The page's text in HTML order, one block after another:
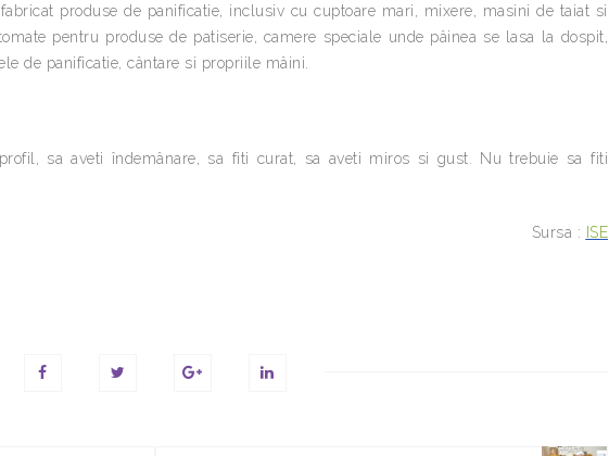
produse de panificatie, inclusiv cu cuptoare mari, mixere, masini de taiat si
pentru produse de patiserie, camere speciale unde pâinea se lasa la dospit,
de panificatie, cântare si propriile mâini.
sa aveti îndemânare, sa fiti curat, sa aveti miros si gust. Nu trebuie sa fiti
Sursa : ISE